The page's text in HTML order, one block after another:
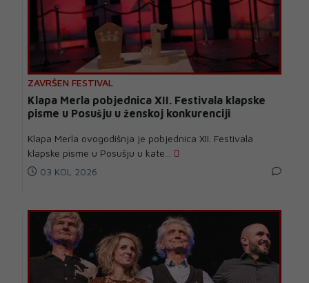
ZAVRŠEN FESTIVAL
Klapa Merla pobjednica XII. Festivala klapske
pisme u Posušju u ženskoj konkurenciji
Klapa Merla ovogodišnja je pobjednica XII. Festivala
klapske pisme u Posušju u kate...
03 KOL 2026